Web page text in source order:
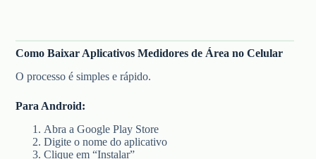
Como Baixar Aplicativos Medidores de Área no Celular
O processo é simples e rápido.
Para Android:
Abra a Google Play Store
Digite o nome do aplicativo
Clique em “Instalar”